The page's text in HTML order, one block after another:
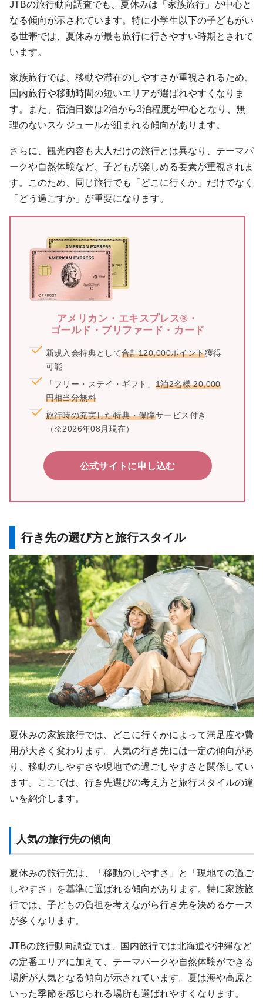
JTBの旅行動向調査でも、夏休みは「家族旅行」が中心と
なる傾向が示されています。特に小学生以下の子どもがい
る世帯では、夏休みが最も旅行に行きやすい時期とされて
います。
家族旅行では、移動や滞在のしやすさが重視されるため、
国内旅行や移動時間の短いエリアが選ばれやすくなりま
す。また、宿泊日数は2泊から3泊程度が中心となり、無
理のないスケジュールが組まれる傾向があります。
さらに、観光内容も大人だけの旅行とは異なり、テーマパ
ークや自然体験など、子どもが楽しめる要素が重視されま
す。このため、同じ旅行でも「どこに行くか」だけでなく
「どう過ごすか」が重要になります。
アメリカン・エキスプレス®・
ゴールド・プリファード・カード
新規入会特典として合計120,000ポイント獲得
可能
「フリー・ステイ・ギフト」 1泊2名様 20,000
円相当分無料
旅行時の充実した特典・保障サービス付き
（※2026年08月現在）
公式サイトに申し込む
行き先の選び方と旅行スタイル
夏休みの家族旅行では、どこに行くかによって満足度や費
用が大きく変わります。人気の行き先には一定の傾向があ
り、移動のしやすさや現地での過ごしやすさと関係してい
ます。ここでは、行き先選びの考え方と旅行スタイルの違
いを紹介します。
人気の旅行先の傾向
夏休みの旅行先は、「移動のしやすさ」と「現地での過ご
しやすさ」を基準に選ばれる傾向があります。特に家族旅
行では、子どもの負担を考えながら行き先を決めるケース
が多くなります。
JTBの旅行動向調査では、国内旅行では北海道や沖縄など
の定番エリアに加えて、テーマパークや自然体験ができる
場所が人気となる傾向が示されています。夏は海や高原と
いった季節を感じられる場所も選ばれやすくなります。